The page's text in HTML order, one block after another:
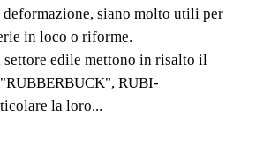
siano molto utili per
in loco o riforme.
edile mettono in risalto il
RUBI-
la loro...